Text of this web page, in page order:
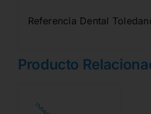
Referencia Dental
Producto